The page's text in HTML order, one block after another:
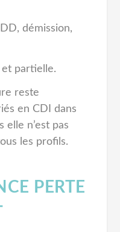
démission,
et partielle.
reste
en CDI dans
elle n’est pas
les profils.
PERTE